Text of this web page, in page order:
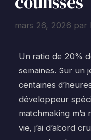
mars 26, 2026 par
Un ratio de 20%
semaines. Sur un
centaines
développeur
matchmaking
vie, j’ai d’abord